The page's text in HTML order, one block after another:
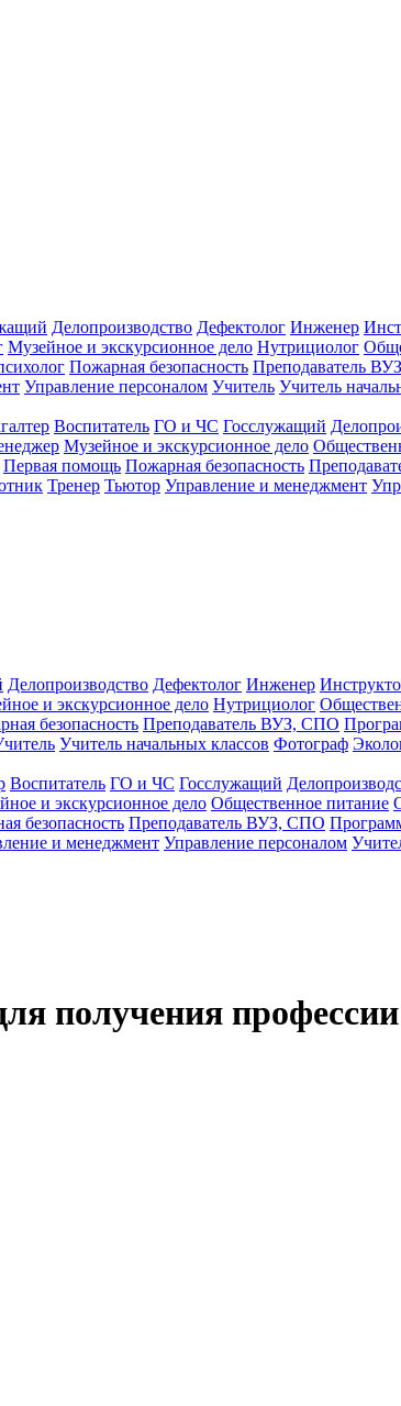
Делопроизводство Дефектолог Инженер
Музейное и экскурсионное дело Нутрициолог
Пожарная безопасность Преподаватель
Управление персоналом Учитель Учитель
Воспитатель ГО и ЧС Госслужащий
Музейное и экскурсионное дело
Первая помощь Пожарная безопасность
Тренер Тьютор Управление и менеджмент
Делопроизводство Дефектолог Инженер
и экскурсионное дело Нутрициолог
безопасность Преподаватель ВУЗ, СПО
Учитель начальных классов Фотограф
Воспитатель ГО и ЧС Госслужащий
и экскурсионное дело Общественное питание
безопасность Преподаватель ВУЗ, СПО
и менеджмент Управление персоналом
получения